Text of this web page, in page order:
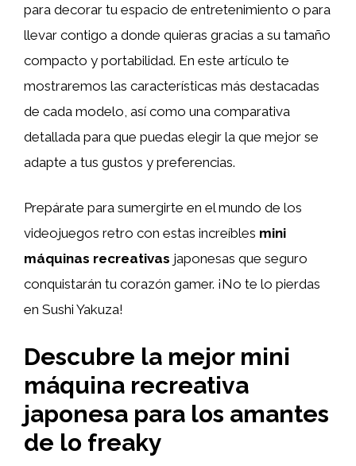
para decorar tu espacio de entretenimiento o para
llevar contigo a donde quieras gracias a su tamaño
compacto y portabilidad. En este artículo te
mostraremos las características más destacadas
de cada modelo, así como una comparativa
detallada para que puedas elegir la que mejor se
adapte a tus gustos y preferencias.
Prepárate para sumergirte en el mundo de los
videojuegos retro con estas increíbles mini
máquinas recreativas japonesas que seguro
conquistarán tu corazón gamer. ¡No te lo pierdas
en Sushi Yakuza!
Descubre la mejor mini
máquina recreativa
japonesa para los amantes
de lo freaky